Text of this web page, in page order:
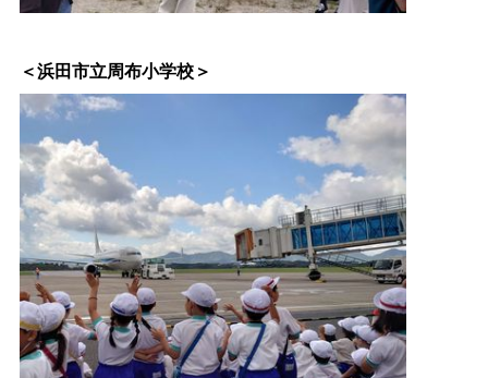
＜浜田市立周布小学校＞